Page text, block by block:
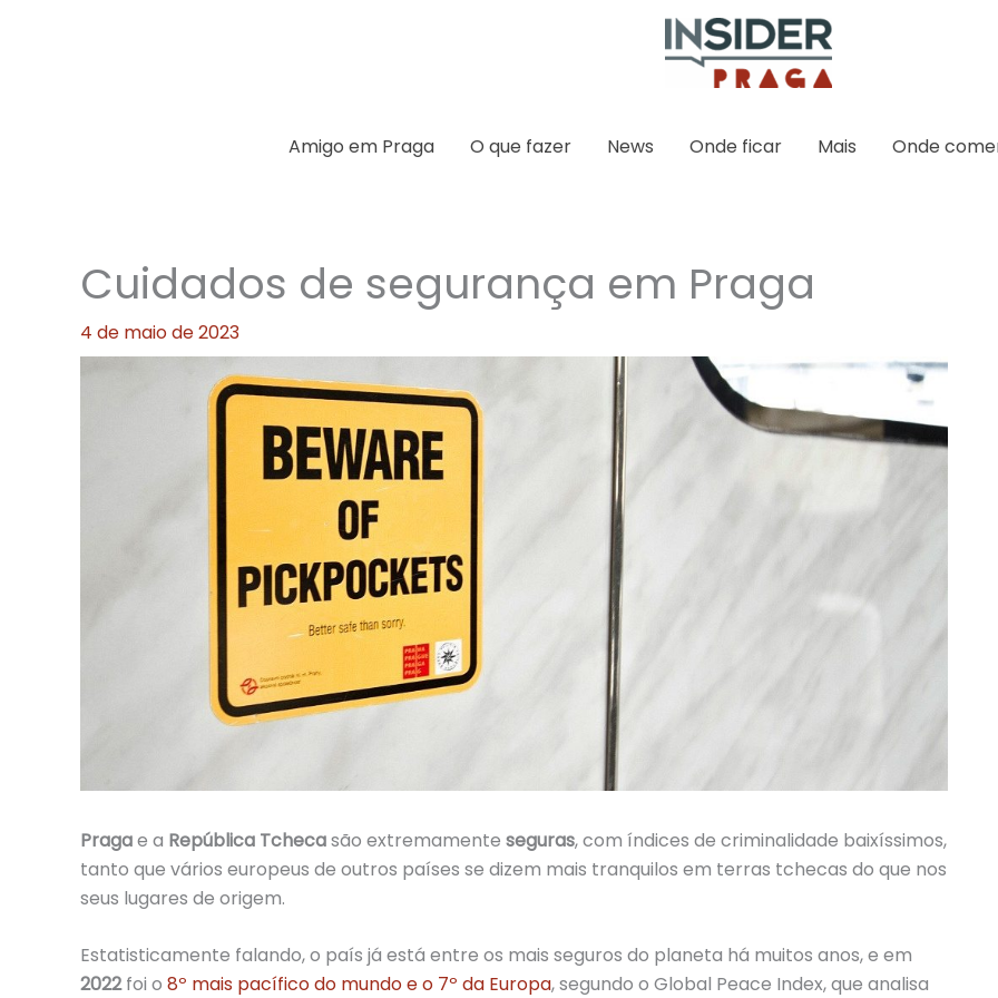
Amigo em Praga
O que fazer News Onde ficar Mais Onde
Cuidados de segurança em Praga
4 de maio de 2023
Pragae a República Tchecasão extremamente seguras, com índices de criminalidade baixíssimos,
tanto que vários europeus de outros países se dizem mais tranquilos em terras tchecas do que nos
seus lugares de origem.
Estatisticamente falando, o país já está entre os mais seguros do planeta há muitos anos, e em
2022foi o 8º mais pacífico do mundo e o 7º da Europa, segundo o Global Peace Index, que analisa